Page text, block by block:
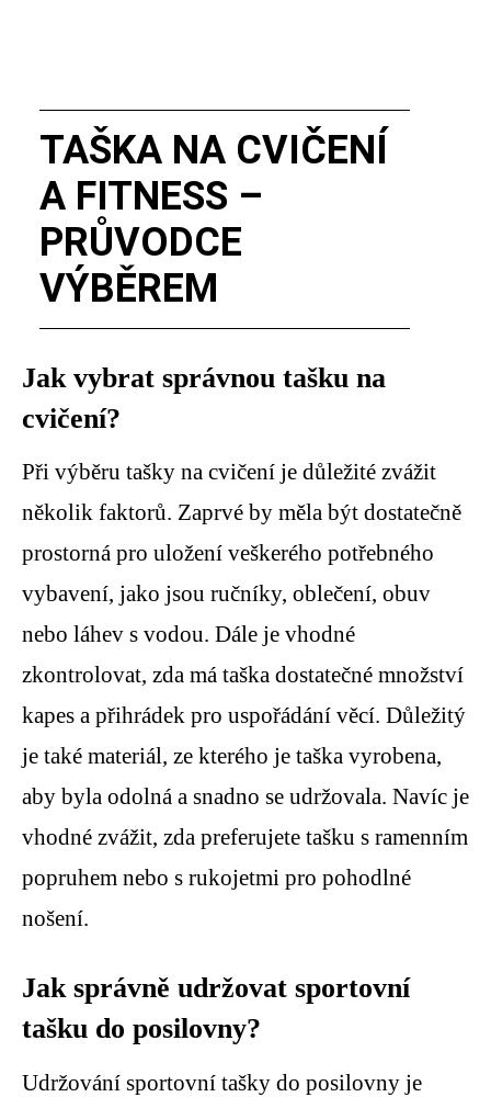
TAŠKA NA CVIČENÍ
A FITNESS –
PRŮVODCE
VÝBĚREM
Jak vybrat správnou tašku na
cvičení?
Při výběru tašky na cvičení je důležité zvážit
několik faktorů. Zaprvé by měla být dostatečně
prostorná pro uložení veškerého potřebného
vybavení, jako jsou ručníky, oblečení, obuv
nebo láhev s vodou. Dále je vhodné
zkontrolovat, zda má taška dostatečné množství
kapes a přihrádek pro uspořádání věcí. Důležitý
je také materiál, ze kterého je taška vyrobena,
aby byla odolná a snadno se udržovala. Navíc je
vhodné zvážit, zda preferujete tašku s ramenním
popruhem nebo s rukojetmi pro pohodlné
nošení.
Jak správně udržovat sportovní
tašku do posilovny?
Udržování sportovní tašky do posilovny je